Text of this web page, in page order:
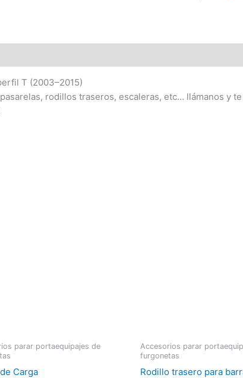
T (2003–2015)
rodillos traseros, escaleras, etc… llámanos y
parar portaequipajes de
Carga
Accesorios parar
furgonetas
Rodillo trasero para